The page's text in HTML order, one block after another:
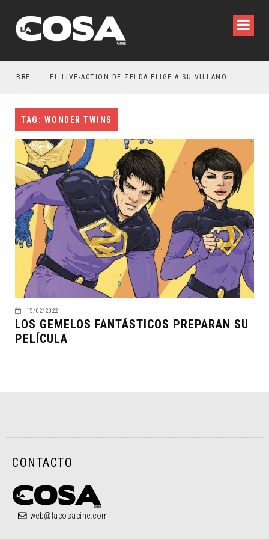
RESEÑA LA INVITACIÓN: OLIVIA WILDE REFLEXIONA SOBRE LA VIDA CONYUGAL EL LIVE-ACTION DE ZELDA ELIGE A SU VILLANO
TAG: WONDER TWINS
15/02/2022
LOS GEMELOS FANTÁSTICOS PREPARAN SU
PELÍCULA
CONTACTO
web@lacosacine.com